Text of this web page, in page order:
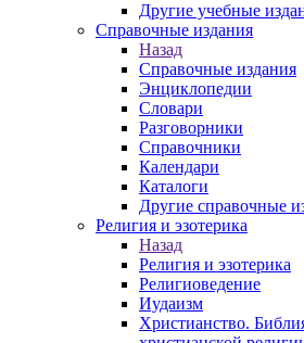
Другие учебные
Справочные издания
Назад
Справочные издания
Энциклопедии
Словари
Разговорники
Справочники
Календари
Каталоги
Другие справочные
Религия и эзотерика
Назад
Религия и эзотерика
Религиоведение
Иудаизм
Христианство.